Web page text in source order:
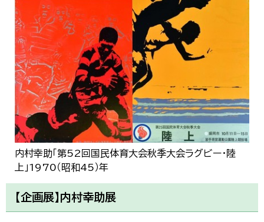
内村幸助「第52回国民体育大会秋季大会ラグビー・陸
上」1970（昭和45）年
【企画展】内村幸助展